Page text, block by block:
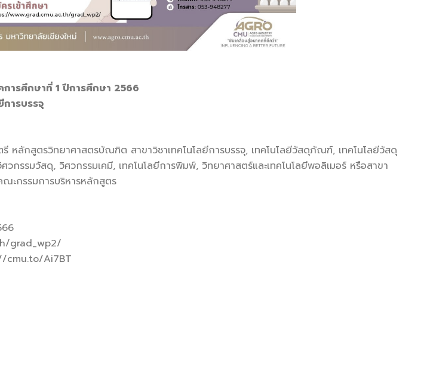
ารศึกษาที่ 1 ปีการศึกษา 2566
ารบรรจุ
หลักสูตรวิทยาศาสตรบัณฑิต สาขาวิชาเทคโนโลยีการบรรจุ, เทคโนโลยีวัสดุภัณฑ์, เทคโนโลยีวัสดุ
วกรรมวัสดุ, วิศวกรรมเคมี, เทคโนโลยีการพิมพ์, วิทยาศาสตร์และเทคโนโลยีพอลิเมอร์ หรือสาขา
ะกรรมการบริหารหลักสูตร
grad_wp2/
cmu.to/Ai7BT